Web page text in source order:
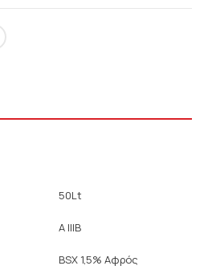
50Lt
A IIIB
BSX 1,5% Αφρός